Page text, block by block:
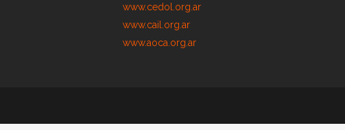
www.cedol.org.ar
www.cail.org.ar
www.aoca.org.ar